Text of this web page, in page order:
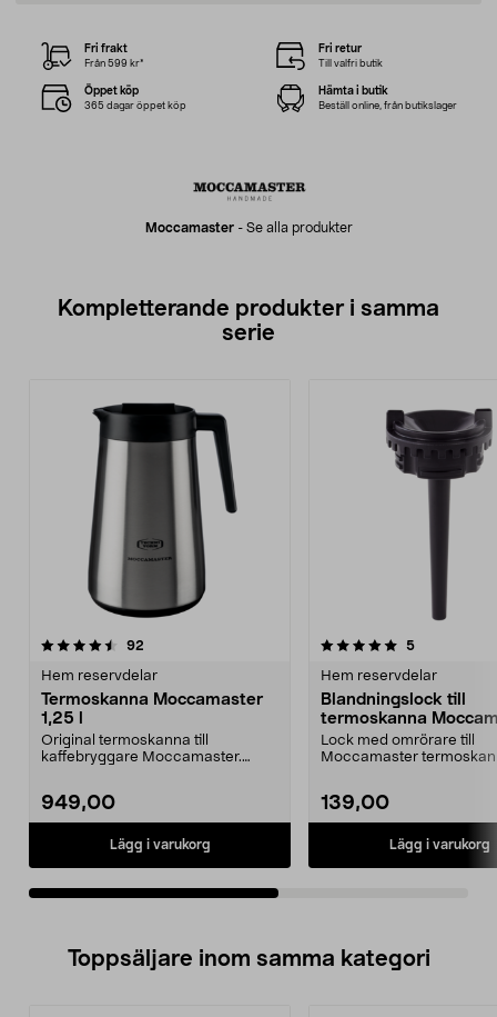
Moccamaster- Se alla produkter
Fri frakt
Från 599 kr*
Fri retur
Till valfri butik
Öppet köp
365 dagar öppet köp
Hämta i butik
Beställ online, från butikslager
Kompletterande produkter i samma
serie
92
Hem reservdelar
Termoskanna Moccamaster
1,25 l
Original termoskanna till
kaffebryggare Moccamaster.
949,00
Lägg i varukorg
5.0av 5 stjärnor 5recensioner
Hem reservdelar
Blandningslock till
termoskanna
Lock med omrörare till
Moccamaster
139,00
Lägg i varukorg
4.5av 5 stjärnor
Toppsäljare inom samma kategori